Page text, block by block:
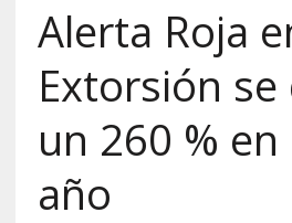
Alerta Roja
Extorsión
un 260 %
año